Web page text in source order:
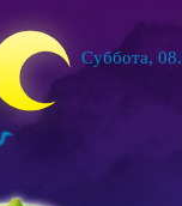
Суббота,